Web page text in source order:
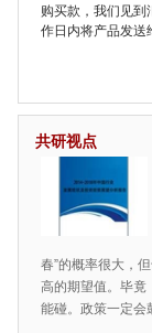
购买款，我们见
作日内将产品发送
共研视点
春”的概率很大，
高的期望值。毕竟
能碰。政策一定会